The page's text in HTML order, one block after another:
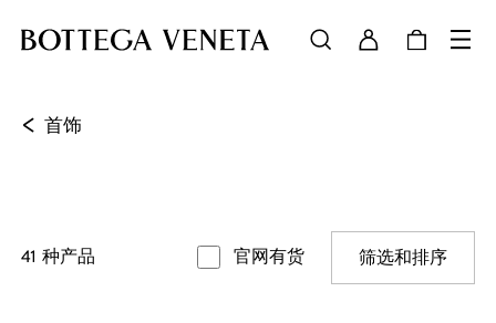
< 首饰
41 种产品 官网有货 筛选和排序